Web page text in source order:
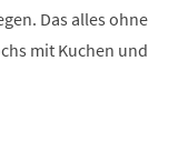
Das alles ohne
mit Kuchen und